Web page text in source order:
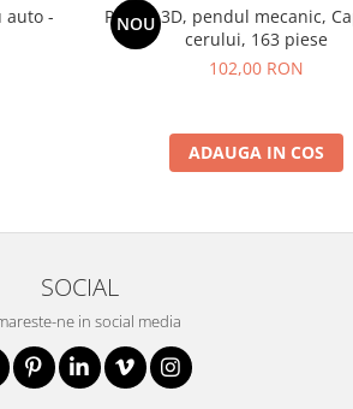
auto -
NOU
Puzzle 3D, pendul mecanic,
cerului, 163 piese
102,00 RON
ADAUGA IN COS
SOCIAL
ne in social media